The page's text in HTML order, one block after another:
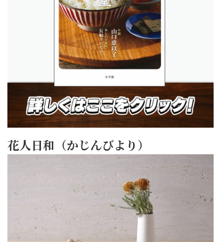
花人日和（かじんびより）